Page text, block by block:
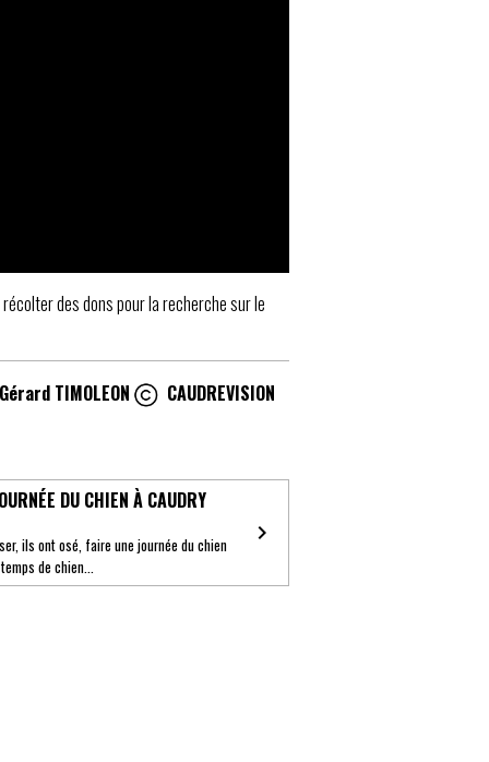
récolter des dons pour la recherche sur le
TIMOLEON CAUDREVISION
DU CHIEN À CAUDRY
ils ont osé, faire une journée du chien
de chien...